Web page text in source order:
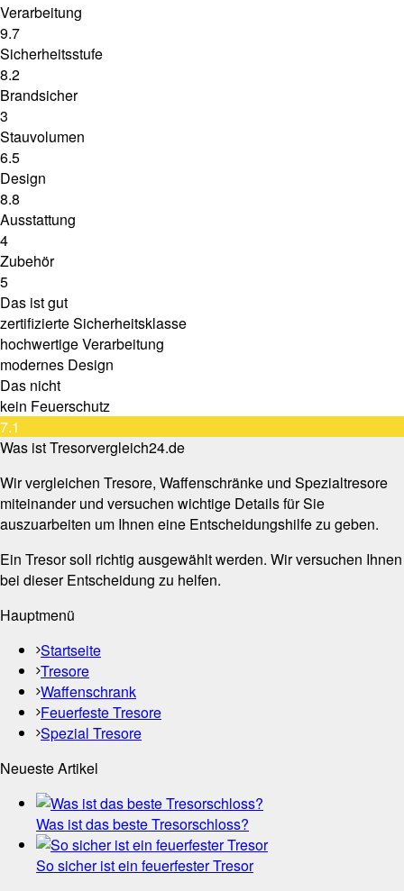
Verarbeitung
9.7
Sicherheitsstufe
8.2
Brandsicher
3
Stauvolumen
6.5
Design
8.8
Ausstattung
4
Zubehör
5
Das ist gut
zertifizierte Sicherheitsklasse
hochwertige Verarbeitung
modernes Design
Das nicht
kein Feuerschutz
7.1
Was ist Tresorvergleich24.de
Wir vergleichen Tresore, Waffenschränke und Spezialtresore
miteinander und versuchen wichtige Details für Sie
auszuarbeiten um Ihnen eine Entscheidungshilfe zu geben.
Ein Tresor soll richtig ausgewählt werden. Wir versuchen Ihnen
bei dieser Entscheidung zu helfen.
Hauptmenü
Startseite
Tresore
Waffenschrank
Feuerfeste Tresore
Spezial Tresore
Neueste Artikel
Was ist das beste Tresorschloss?
So sicher ist ein feuerfester Tresor